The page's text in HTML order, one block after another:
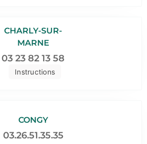
Instructions
CHARLY-SUR-
MARNE
03 23 82 13 58
CONGY
03.26.51.35.35